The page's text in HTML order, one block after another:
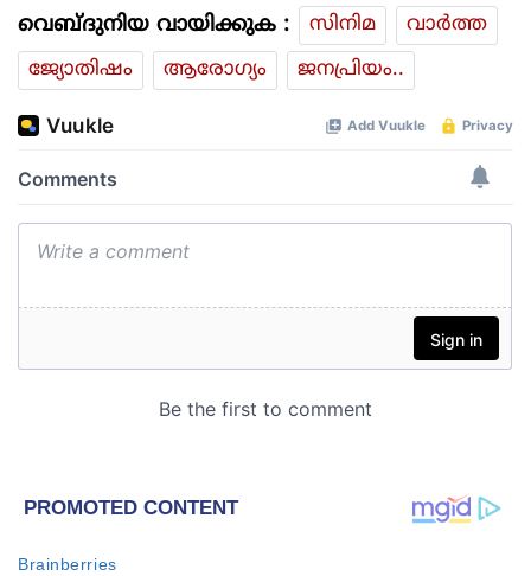
വെബ്ദുനിയ വായിക്കുക : സിനിമ
വാര്‍ത്ത
ജ്യോതിഷം
ആരോഗ്യം ജനപ്രിയം..